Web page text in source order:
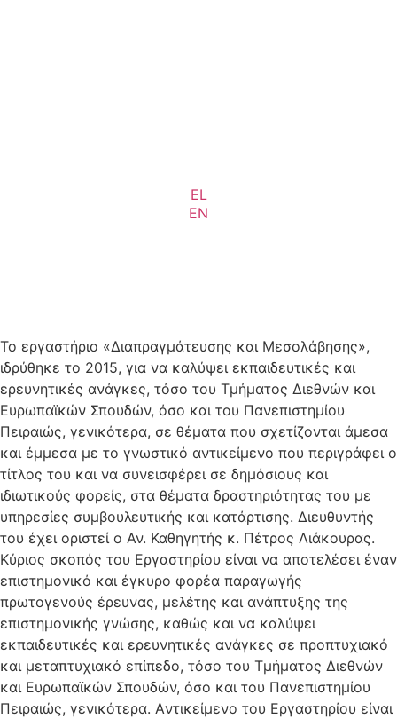
EL
EN
Το εργαστήριο «Διαπραγμάτευσης και Μεσολάβησης»,
ιδρύθηκε το 2015, για να καλύψει εκπαιδευτικές και
ερευνητικές ανάγκες, τόσο του Τμήματος Διεθνών και
Ευρωπαϊκών Σπουδών, όσο και του Πανεπιστημίου
Πειραιώς, γενικότερα, σε θέματα που σχετίζονται άμεσα
και έμμεσα με το γνωστικό αντικείμενο που περιγράφει ο
τίτλος του και να συνεισφέρει σε δημόσιους και
ιδιωτικούς φορείς, στα θέματα δραστηριότητας του με
υπηρεσίες συμβουλευτικής και κατάρτισης. Διευθυντής
του έχει οριστεί ο Αν. Καθηγητής κ. Πέτρος Λιάκουρας.
Κύριος σκοπός του Εργαστηρίου είναι να αποτελέσει έναν
επιστημονικό και έγκυρο φορέα παραγωγής
πρωτογενούς έρευνας, μελέτης και ανάπτυξης της
επιστημονικής γνώσης, καθώς και να καλύψει
εκπαιδευτικές και ερευνητικές ανάγκες σε προπτυχιακό
και μεταπτυχιακό επίπεδο, τόσο του Τμήματος Διεθνών
και Ευρωπαϊκών Σπουδών, όσο και του Πανεπιστημίου
Πειραιώς, γενικότερα. Aντικείμενο του Εργαστηρίου είναι